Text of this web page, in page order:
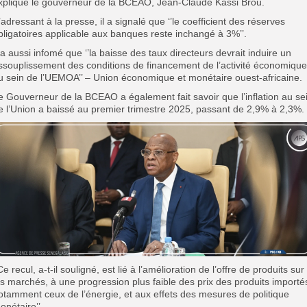
le gouverneur de la BCEAO, Jean-Claude Kassi Brou.
à la presse, il a signalé que ‘’le coefficient des réserves
applicable aux banques reste inchangé à 3%’’.
aussi infomé que ‘’la baisse des taux directeurs devrait induire un
des conditions de financement de l’activité économique
sein de l’UEMOA’’ – Union économique et monétaire ouest-africaine.
Gouverneur de la BCEAO a également fait savoir que l’inflation au
l’Union a baissé au premier trimestre 2025, passant de 2,9% à 2,3%.
recul, a-t-il souligné, est lié à l’amélioration de l’offre de produits sur
marchés, à une progression plus faible des prix des produits
ceux de l’énergie, et aux effets des mesures de politique